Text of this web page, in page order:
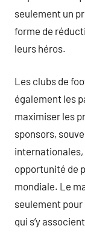
seulement un
forme de
leurs héros.
Les clubs de
également les
maximiser les
sponsors,
internationales,
opportunité de
mondiale. Le
seulement pour
qui s’y